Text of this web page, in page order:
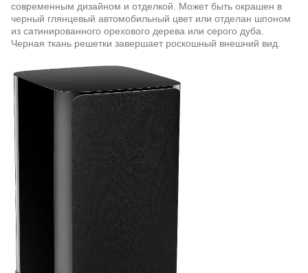
современным дизайном и отделкой. Может быть окрашен в
черный глянцевый автомобильный цвет или отделан шпоном
из сатинированного орехового дерева или серого дуба.
Черная ткань решетки завершает роскошный внешний вид.